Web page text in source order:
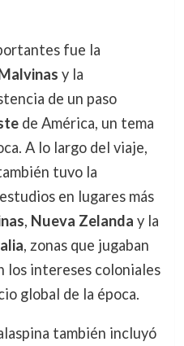
fue la
y la
de un paso
de América, un tema
A lo largo del viaje,
tuvo la
en lugares más
, Nueva Zelanda y la
, zonas que jugaban
los intereses coloniales
global de la época.
también incluyó